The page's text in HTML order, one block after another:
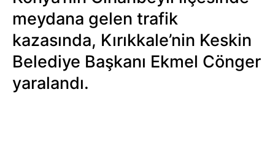
meydana gelen trafik
kazasında, Kırıkkale’nin Keskin
Belediye Başkanı Ekmel Cönger
yaralandı.